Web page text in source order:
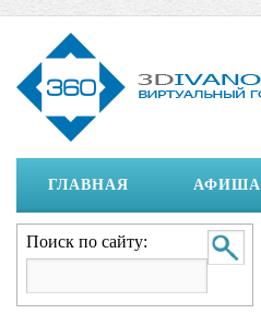
ГЛАВНАЯ АФИША
Поиск по сайту: